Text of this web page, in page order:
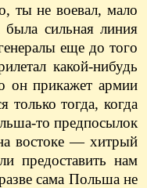
ты не воевал, мало
сильная линия
еще до того
какой-нибудь
он прикажет армии
тогда, когда
то предпосылок
востоке — хитрый
предоставить нам
сама Польша не